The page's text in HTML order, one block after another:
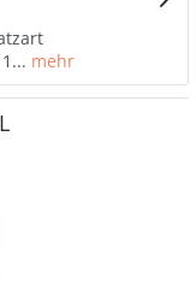
mehr